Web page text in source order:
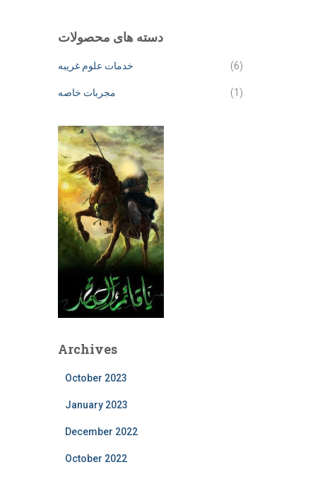
دسته های محصولات
خدمات علوم غریبه (6)
مجربات خاصه (1)
Archives
October 2023
January 2023
December 2022
October 2022